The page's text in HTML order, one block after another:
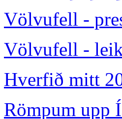
Völvufell -
Völvufell -
Hverfið mitt
Römpum upp